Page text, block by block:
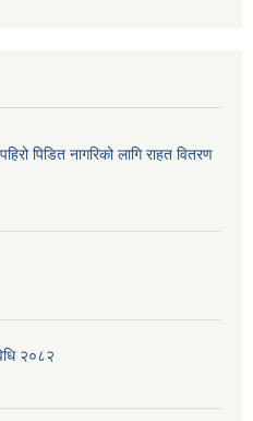
पिडित नागरिको लागि राहत वितरण
२०८२